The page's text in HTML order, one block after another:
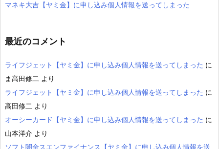
マネキ大吉【ヤミ金】に申し込み個人情報を送ってしまった
最近のコメント
ライフジェット【ヤミ金】に申し込み個人情報を送ってしまった に
ま高田修二 より
ライフジェット【ヤミ金】に申し込み個人情報を送ってしまった に
高田修二 より
オーシーカード【ヤミ金】に申し込み個人情報を送ってしまった に
山本洋介 より
ソフト闇金スエンファイナンス【ヤミ金】に申し込み個人情報を送